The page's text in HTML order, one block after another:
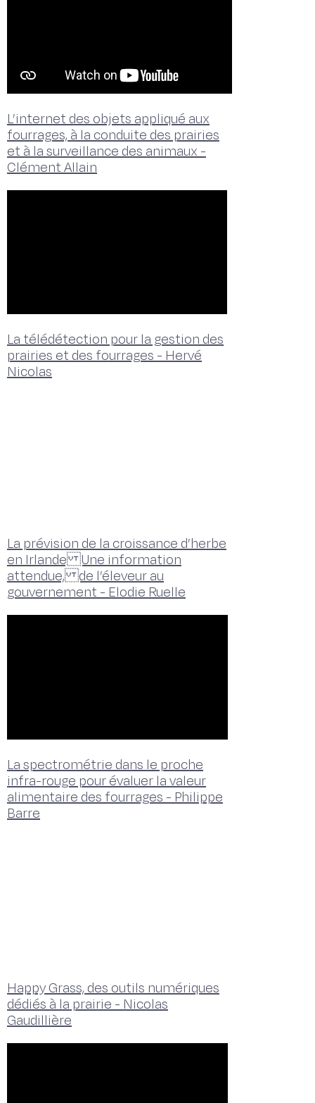
L’internet des objets appliqué aux
fourrages, à la conduite des prairies
et à la surveillance des animaux -
Clément Allain
La télédétection pour la gestion des
prairies et des fourrages - Hervé
Nicolas
La prévision de la croissance d’herbe
en Irlande Une information
attendue, de l’éleveur au
gouvernement - Elodie Ruelle
La spectrométrie dans le proche
infra-rouge pour évaluer la valeur
alimentaire des fourrages - Philippe
Barre
Happy Grass, des outils numériques
dédiés à la prairie - Nicolas
Gaudillière